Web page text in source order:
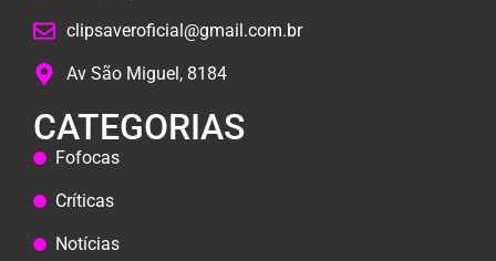
clipsaveroficial@gmail.com.br
Av São Miguel, 8184
CATEGORIAS
Fofocas
Críticas
Notícias